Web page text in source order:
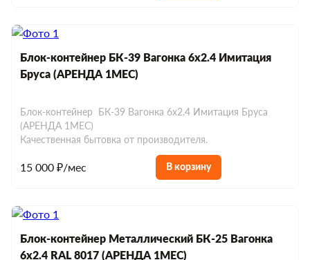
Блок-контейнер БК-39 Вагонка 6х2.4 Имитация
Бруса (АРЕНДА 1МЕС)
Блок-контейнер БК-39 Вагонка 6х2.4 Имитация Бруса
(АРЕНДА 1МЕС)
Качественная бытовка от производителя.
15 000 ₽/мес В корзину
Блок-контейнер Металлический БК-25 Вагонка
6х2.4 RAL 8017 (АРЕНДА 1МЕС)